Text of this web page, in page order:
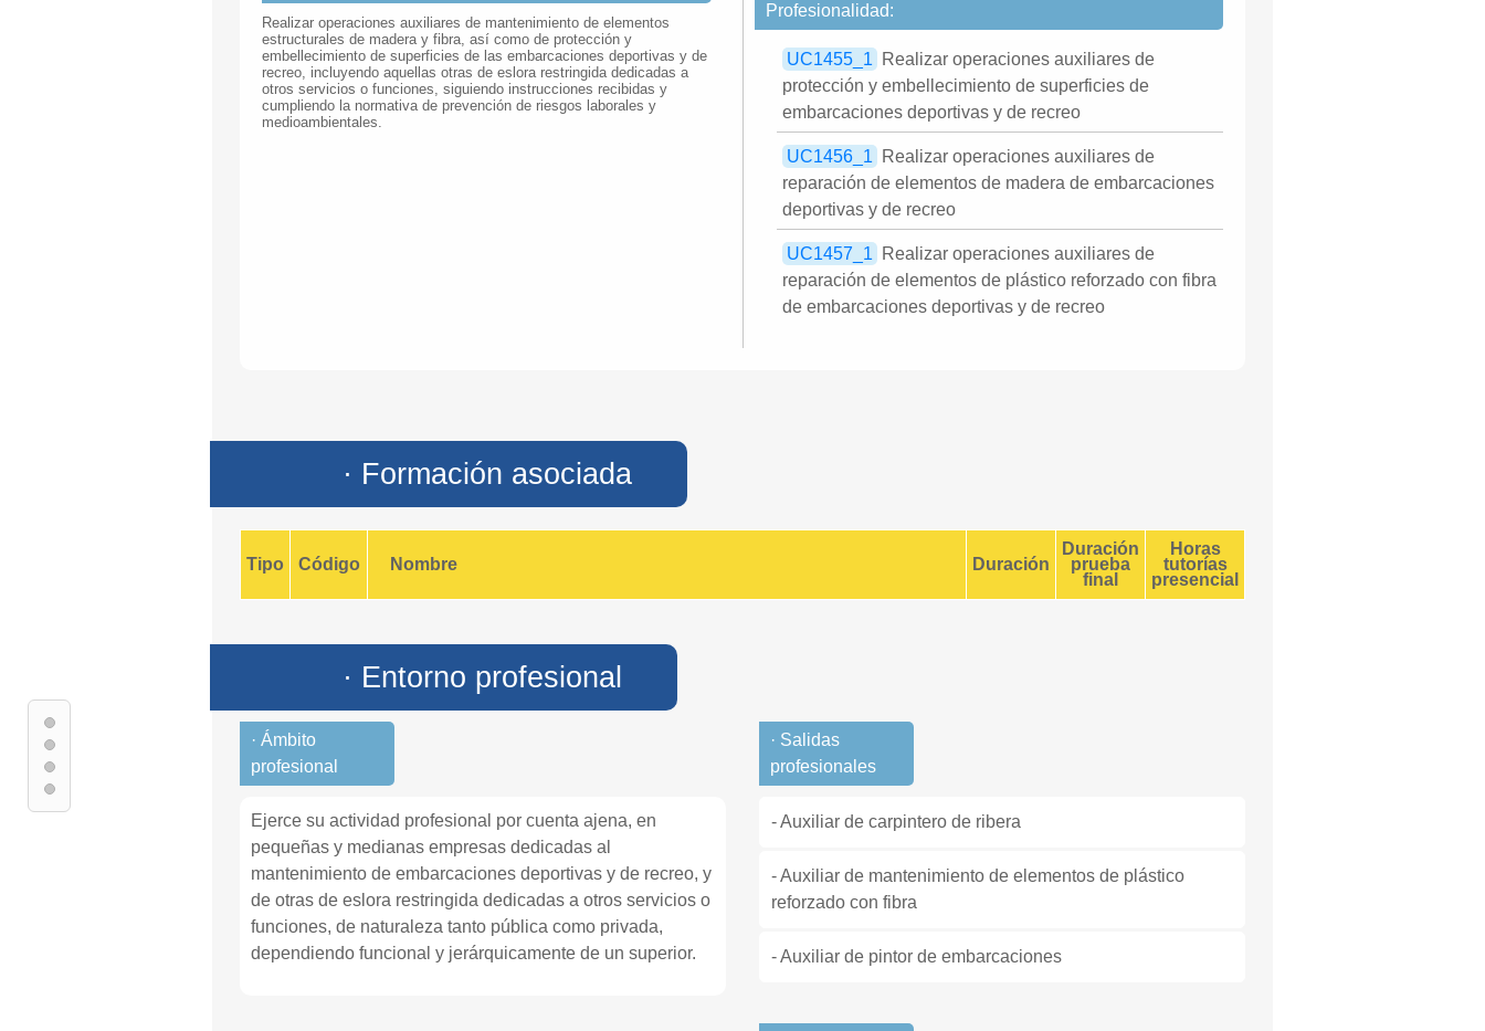
Realizar operaciones auxiliares de mantenimiento de elementos
estructurales de madera y fibra, así como de protección y
embellecimiento de superficies de las embarcaciones deportivas y de
recreo, incluyendo aquellas otras de eslora restringida dedicadas a
otros servicios o funciones, siguiendo instrucciones recibidas y
cumpliendo la normativa de prevención de riesgos laborales y
medioambientales.
Profesionalidad:
UC1455_1
Realizar operaciones auxiliares de
protección y embellecimiento de superficies de
embarcaciones deportivas y de recreo
UC1456_1
Realizar operaciones auxiliares de
reparación de elementos de madera de embarcaciones
deportivas y de recreo
UC1457_1
Realizar operaciones auxiliares de
reparación de elementos de plástico reforzado con fibra
de embarcaciones deportivas y de recreo
· Formación asociada
Tipo Código Nombre Duración
Duración
prueba
final
Horas
tutorías
presencial
· Entorno profesional
· Ámbito
profesional
Ejerce su actividad profesional por cuenta ajena, en
pequeñas y medianas empresas dedicadas al
mantenimiento de embarcaciones deportivas y de recreo, y
de otras de eslora restringida dedicadas a otros servicios o
funciones, de naturaleza tanto pública como privada,
dependiendo funcional y jerárquicamente de un superior.
· Salidas
profesionales
- Auxiliar de carpintero de ribera
- Auxiliar de mantenimiento de elementos de plástico
reforzado con fibra
- Auxiliar de pintor de embarcaciones